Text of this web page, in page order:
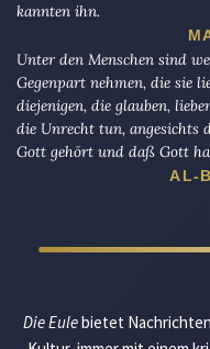
kannten ihn.
Unter den Menschen sind
Gegenpart nehmen, die sie
diejenigen, die glauben,
die Unrecht tun, angesichts
Gott gehört und daß Gott
AL-
Die Eulebietet